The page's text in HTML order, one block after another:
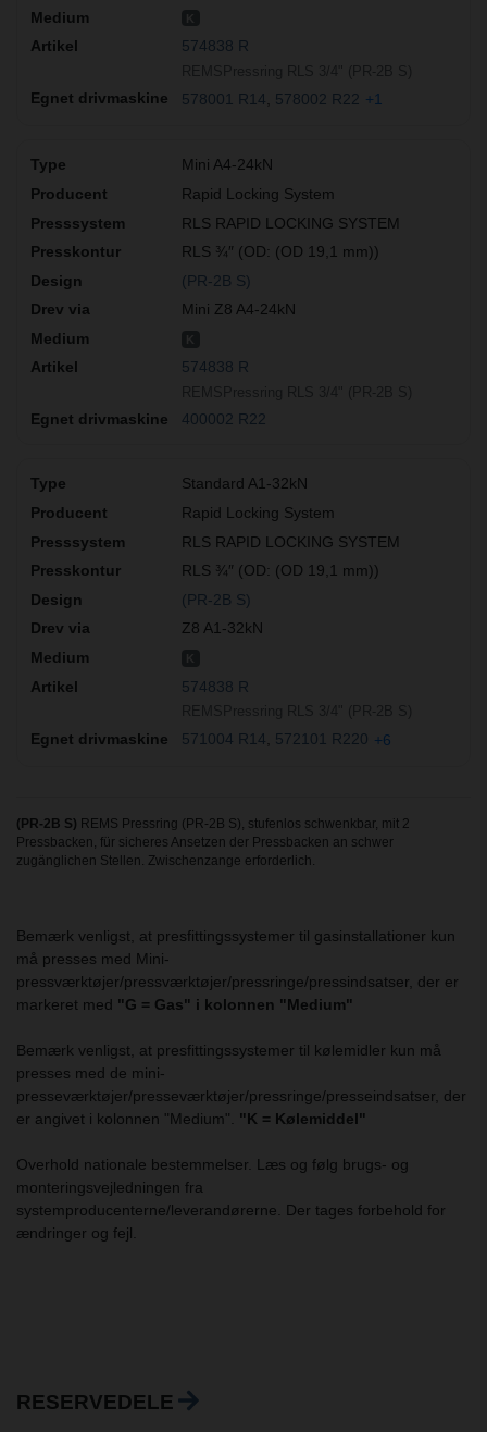
574838 R
578001 R14 578002 R22 +1
Mini A4-24kN
Rapid Locking System
RLS RAPID LOCKING SYSTEM
RLS ¾″ (OD: (OD 19,1 mm))
(PR-2B S)
Mini Z8 A4-24kN
574838 R
400002 R22
Standard A1-32kN
Rapid Locking System
RLS RAPID LOCKING SYSTEM
RLS ¾″ (OD: (OD 19,1 mm))
(PR-2B S)
Z8 A1-32kN
574838 R
571004 R14 572101 R220 +6
(PR-2B S) REMS Pressring (PR-2B S), stufenlos schwenkbar, mit 2
Pressbacken, für sicheres Ansetzen der Pressbacken an schwer
zugänglichen Stellen. Zwischenzange erforderlich.
Bemærk venligst, at presfittingssystemer til gasinstallationer kun
må presses med Mini-
pressværktøjer/pressværktøjer/pressringe/pressindsatser, der er
markeret med "G = Gas" i kolonnen "Medium"
Bemærk venligst, at presfittingssystemer til kølemidler kun må
presses med de mini-
presseværktøjer/presseværktøjer/pressringe/presseindsatser, der
er angivet i kolonnen "Medium". "K = Kølemiddel"
Overhold nationale bestemmelser. Læs og følg brugs- og
monteringsvejledningen fra
systemproducenterne/leverandørerne. Der tages forbehold for
ændringer og fejl.
RESERVEDELE